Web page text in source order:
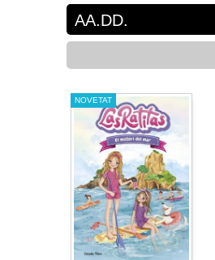
AA.DD.
NOVETAT